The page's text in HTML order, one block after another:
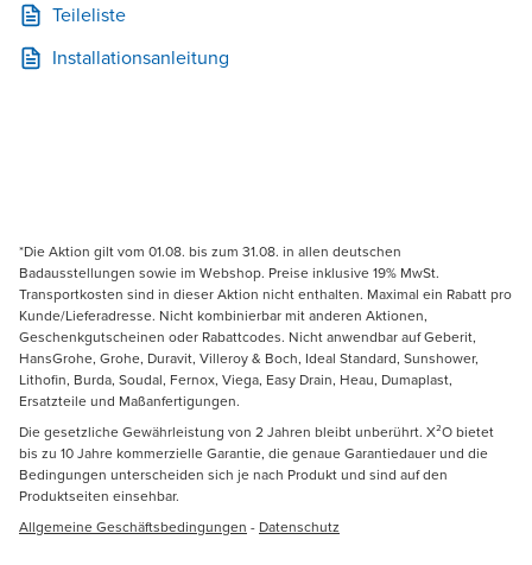
Teileliste
Installationsanleitung
*Die Aktion gilt vom 01.08. bis zum 31.08. in allen deutschen
Badausstellungen sowie im Webshop. Preise inklusive 19% MwSt.
Transportkosten sind in dieser Aktion nicht enthalten. Maximal ein Rabatt pro
Kunde/Lieferadresse. Nicht kombinierbar mit anderen Aktionen,
Geschenkgutscheinen oder Rabattcodes. Nicht anwendbar auf Geberit,
HansGrohe, Grohe, Duravit, Villeroy & Boch, Ideal Standard, Sunshower,
Lithofin, Burda, Soudal, Fernox, Viega, Easy Drain, Heau, Dumaplast,
Ersatzteile und Maßanfertigungen.
Die gesetzliche Gewährleistung von 2 Jahren bleibt unberührt. X²O bietet
bis zu 10 Jahre kommerzielle Garantie, die genaue Garantiedauer und die
Bedingungen unterscheiden sich je nach Produkt und sind auf den
Produktseiten einsehbar.
Allgemeine Geschäftsbedingungen - Datenschutz